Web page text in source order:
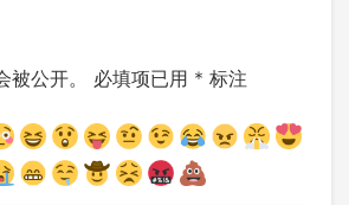
公开。 必填项已用 * 标注